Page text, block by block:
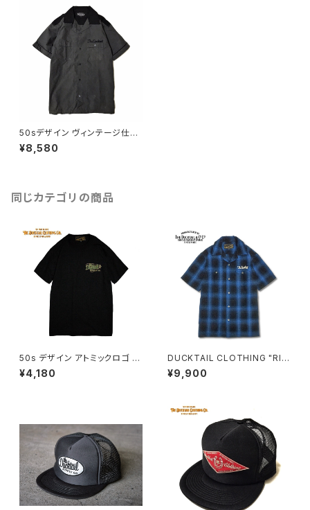
50sデザイン ヴィンテージ仕様
ボーリングシャツ チェーンステ
ッチ 刺繍 ネコ目ボタン ロカビ
イル クロージング ダックテール
¥8,580
同じカテゴリの商品
50s デザイン アトミックロゴ 半
袖 Tシャツ ラバープリント 丸胴
首元ダブルステッチ スタンダー
グ ダックテール
¥4,180
DUCKTAIL CLOTHING "RIS
E AGAIN" BLUE ダックテイル
クロージング 半袖 チェックシャ
¥9,900